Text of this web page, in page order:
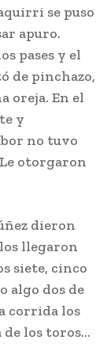
se puso
apuro.
pases y el
de pinchazo,
oreja. En el
y
no tuvo
otorgaron
dieron
llegaron
siete, cinco
algo dos de
corrida los
los toros…